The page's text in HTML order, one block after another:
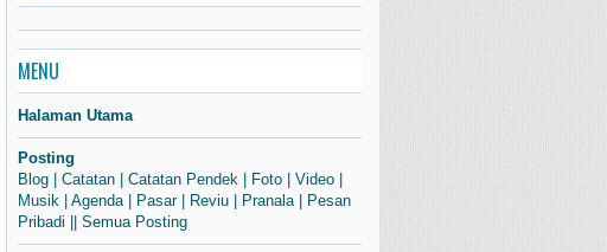
MENU
Halaman Utama
Posting
Blog
Catatan Catatan Pendek Foto Video
Musik
Agenda| Pasar| Reviu Pranala|
Pesan
Pribadi
Semua Posting